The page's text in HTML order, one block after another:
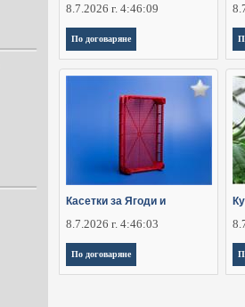
8.7.2026 г. 4:46:09
По договаряне
Касетки за Ягоди и
8.7.2026 г. 4:46:03
По договаряне